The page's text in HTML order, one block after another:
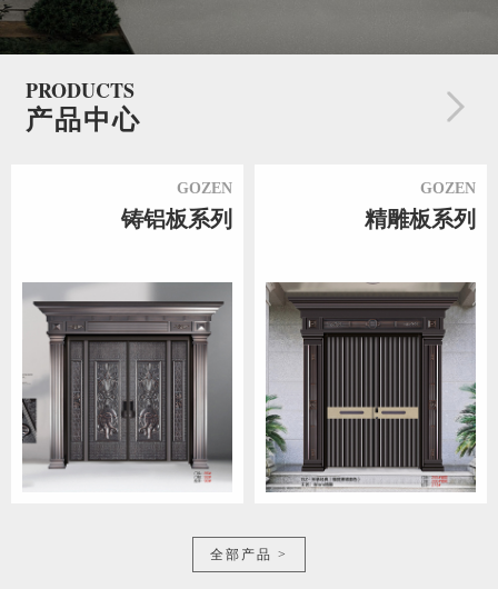
PRODUCTS
产品中心
GOZEN
铸铝板系列
GOZEN
精雕板系列
全部产品 >